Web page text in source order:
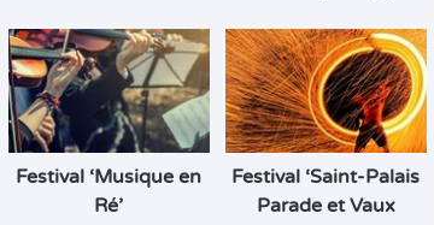
Festival ‘Musique en
Ré’
Festival ‘Saint-Palais
Parade et Vaux